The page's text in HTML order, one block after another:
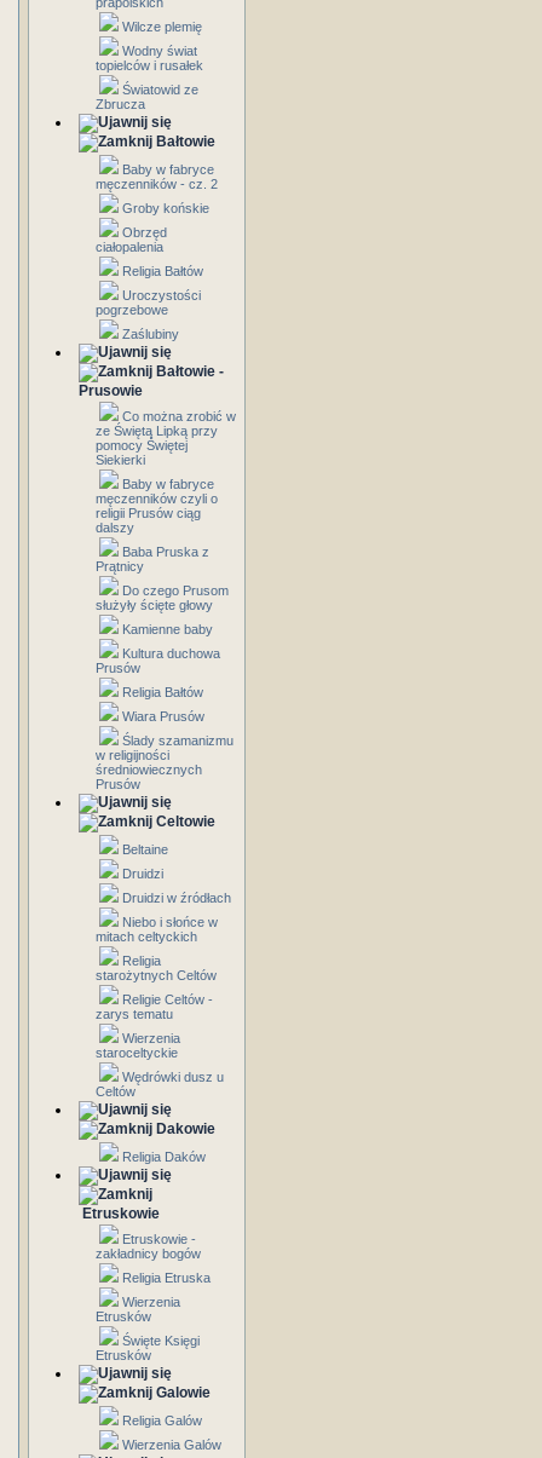
Wilcze plemię
Wodny świat
topielców i rusałek
Światowid ze
Zbrucza
Bałtowie
Baby w fabryce
męczenników - cz. 2
Groby końskie
Obrzęd
ciałopalenia
Religia Bałtów
Uroczystości
pogrzebowe
Zaślubiny
Bałtowie -
Prusowie
Co można zrobić w
ze Świętą Lipką przy
pomocy Świętej
Siekierki
Baby w fabryce
męczenników czyli o
religii Prusów ciąg
dalszy
Baba Pruska z
Prątnicy
Do czego Prusom
służyły ścięte głowy
Kamienne baby
Kultura duchowa
Prusów
Religia Bałtów
Wiara Prusów
Ślady szamanizmu
w religijności
średniowiecznych
Prusów
Celtowie
Beltaine
Druidzi
Druidzi w źródłach
Niebo i słońce w
mitach celtyckich
Religia
starożytnych Celtów
Religie Celtów -
zarys tematu
Wierzenia
staroceltyckie
Wędrówki dusz u
Celtów
Dakowie
Religia Daków
Etruskowie
Etruskowie -
zakładnicy bogów
Religia Etruska
Wierzenia
Etrusków
Święte Księgi
Etrusków
Galowie
Religia Galów
Wierzenia Galów